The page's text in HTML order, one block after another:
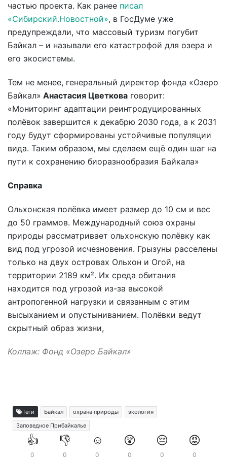
частью проекта. Как ранее писал
«Сибирский.Новостной», в ГосДуме уже
предупреждали, что массовый туризм погубит
Байкал – и называли его катастрофой для озера и
его экосистемы.
Тем не менее, генеральный директор фонда «Озеро
Байкал» Анастасия Цветкова говорит:
«Мониторинг адаптации реинтродуцированных
полёвок завершится к декабрю 2030 года, а к 2031
году будут сформированы устойчивые популяции
вида. Таким образом, мы сделаем ещё один шаг на
пути к сохранению биоразнообразия Байкала»
Справка
Ольхонская полёвка имеет размер до 10 см и вес
до 50 граммов. Международный союз охраны
природы рассматривает ольхонскую полёвку как
вид под угрозой исчезновения. Грызуны расселены
только на двух островах Ольхон и Огой, на
территории 2189 км². Их среда обитания
находится под угрозой из-за высокой
антропогенной нагрузки и связанным с этим
высыханием и опустыниванием. Полёвки ведут
скрытный образ жизни,
Коллаж: Фонд «Озеро Байкал»
Теги Байкал охрана природы
экология
Заповедное Прибайкалье
👍
0
👎
0
☺️
0
😲
0
😔
0
😡
0